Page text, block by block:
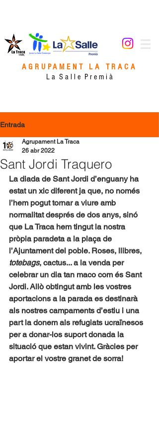
AGRUPAMENT LA TRACA
L a S a l l e P r e m i à
Entrada
Sant Jordi Traquero
Agrupament La Traca
26 abr 2022
La diada de Sant Jordi d’enguany ha
estat un xic diferent ja que, no només
l’hem pogut tornar a viure amb
normalitat després de dos anys, sinó
que La Traca hem tingut la nostra
pròpia paradeta a la plaça de
l’Ajuntament del poble. Roses, llibres,
totebags, cactus... a la venda per
celebrar un dia tan maco com és Sant
Jordi. Allò obtingut amb les vostres
aportacions a la parada es destinarà
als nostres campaments d’estiu i una
part la donem als refugiats ucraïnesos
per a donar-los suport donada la
situació que estan vivint. Gràcies per
aportar el vostre granet de sorra!